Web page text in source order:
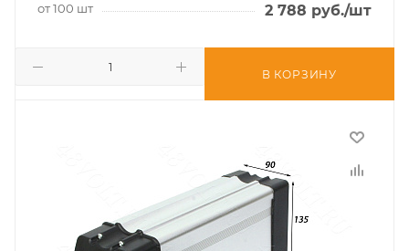
от 100 шт 2 788 руб./шт
В КОРЗИНУ